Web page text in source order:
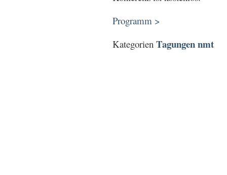
Programm >
Kategorien Tagungen nmt